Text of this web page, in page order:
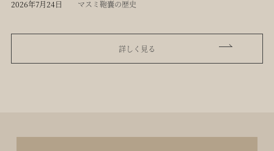
2026年7月24日 マスミ鞄嚢の歴史
詳しく見る